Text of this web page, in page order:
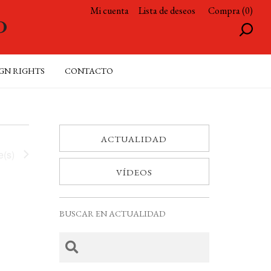
Mi cuenta Lista de deseos Compra (0)
RIGHTS CONTACTO
ACTUALIDAD
VÍDEOS
BUSCAR EN ACTUALIDAD